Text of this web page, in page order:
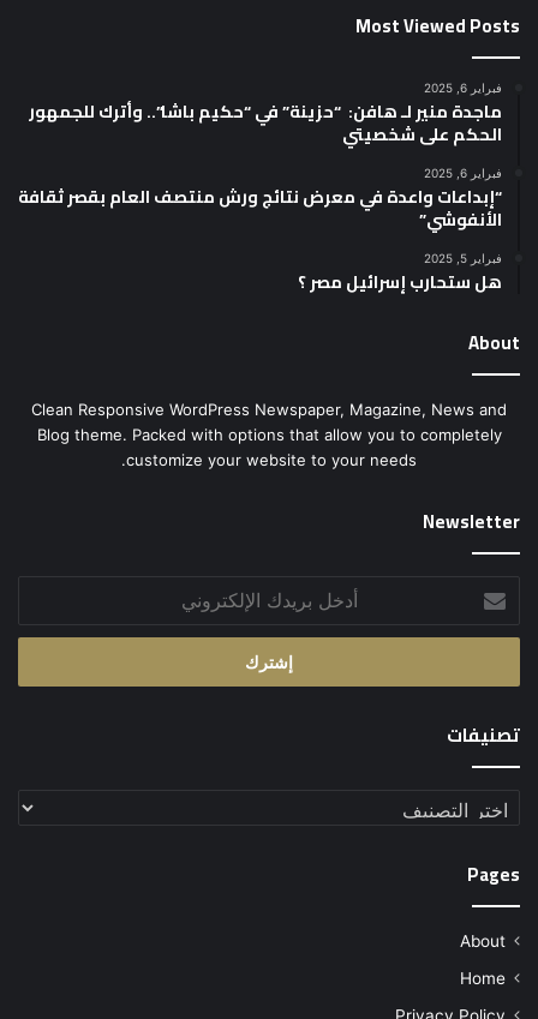
Most Viewed Posts
فبراير 6, 2025
ماجدة منير لـ هافن: “حزينة” في “حكيم باشا”.. وأترك للجمهور
الحكم على شخصيتي
فبراير 6, 2025
“إبداعات واعدة في معرض نتائج ورش منتصف العام بقصر ثقافة
الأنفوشي”
فبراير 5, 2025
هل ستحارب إسرائيل مصر ؟
About
Clean Responsive WordPress Newspaper, Magazine, News and
Blog theme. Packed with options that allow you to completely
customize your website to your needs.
Newsletter
بريدك
الإلكتروني
تصنيفات
تصنيفات
Pages
About
Home